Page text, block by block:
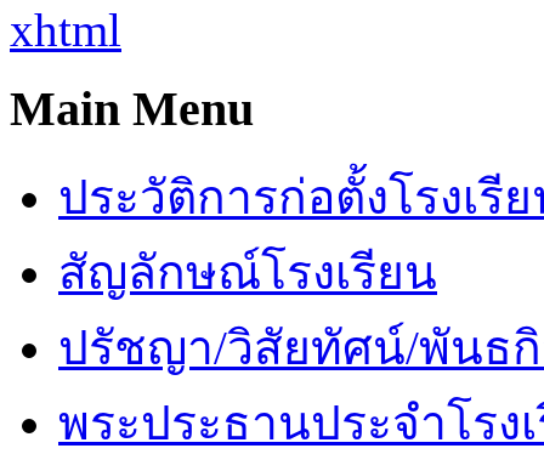
xhtml
Main Menu
ประวัติการก่อตั้งโรงเรี
สัญลักษณ์โรงเรียน
ปรัชญา/วิสัยทัศน์/พันธ
พระประธานประจำโรง